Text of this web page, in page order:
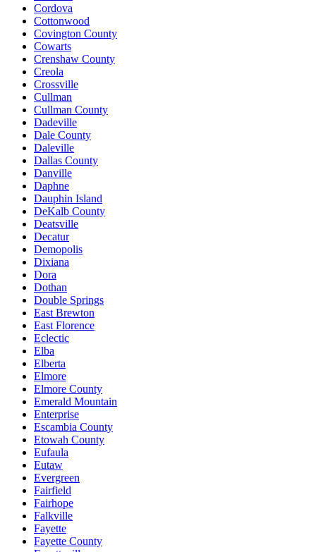
Cordova
Cottonwood
Covington County
Cowarts
Crenshaw County
Creola
Crossville
Cullman
Cullman County
Dadeville
Dale County
Daleville
Dallas County
Danville
Daphne
Dauphin Island
DeKalb County
Deatsville
Decatur
Demopolis
Dixiana
Dora
Dothan
Double Springs
East Brewton
East Florence
Eclectic
Elba
Elberta
Elmore
Elmore County
Emerald Mountain
Enterprise
Escambia County
Etowah County
Eufaula
Eutaw
Evergreen
Fairfield
Fairhope
Falkville
Fayette
Fayette County